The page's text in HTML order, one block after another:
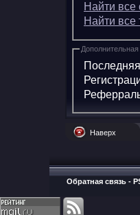
Найти все
Найти
Наверх
Обратная связь -